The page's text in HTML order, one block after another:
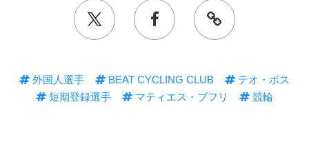
外国人選手 BEAT CYCLING CLUB
テオ・ボス
短期登録選手
マティエス・ブフリ 競輪